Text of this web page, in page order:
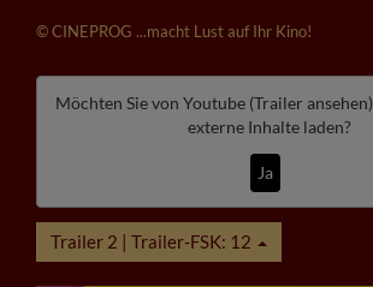
© CINEPROG ...macht Lust auf Ihr Kino!
Möchten Sie von Youtube (Trailer ansehen)
externe Inhalte laden?
Ja
Trailer 2 | Trailer-FSK: 12